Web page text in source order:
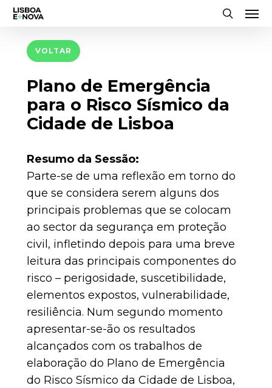
Skip
content
VOLTAR
Plano de Emergência
para o Risco Sísmico da
Cidade de Lisboa
Resumo da Sessão:
Parte-se de uma reflexão em torno do
que se considera serem alguns dos
principais problemas que se colocam
ao sector da segurança em proteção
civil, infletindo depois para uma breve
leitura das principais componentes do
risco – perigosidade, suscetibilidade,
elementos expostos, vulnerabilidade,
resiliência. Num segundo momento
apresentar-se-ão os resultados
alcançados com os trabalhos de
elaboração do Plano de Emergência
do Risco Sísmico da Cidade de Lisboa,